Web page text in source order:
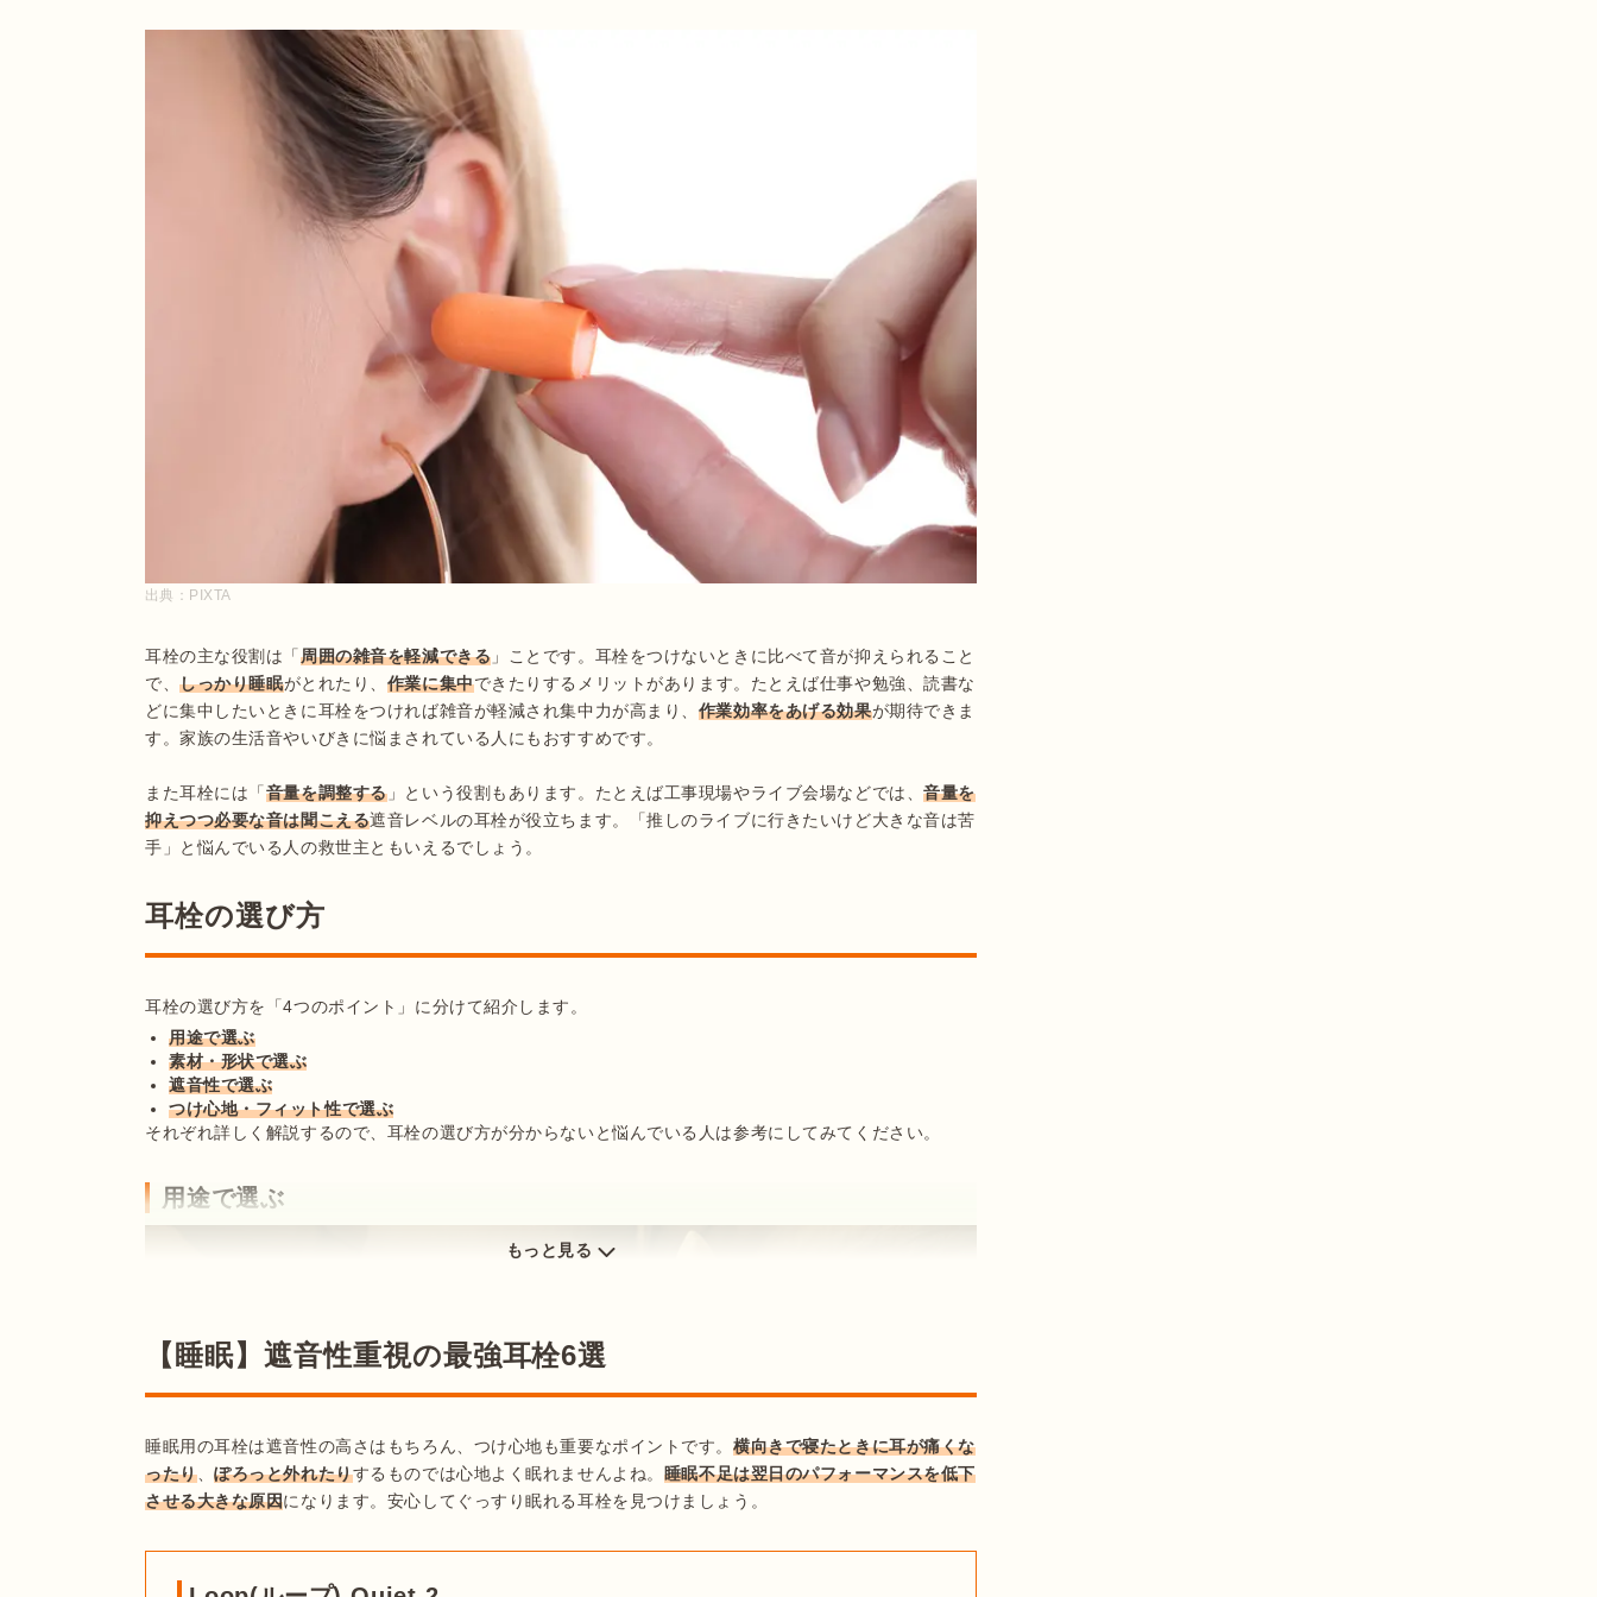
出典： PIXTA
耳栓の主な役割は「周囲の雑音を軽減できる 」ことです。耳栓をつけないときに比べて音が抑えられること
で、しっかり睡眠がとれたり、 作業に集中できたりするメリットがあります。たとえば仕事や勉強、読書な
どに集中したいときに耳栓をつければ雑音が軽減され集中力が高まり、 作業効率をあげる効果が期待できま
す。家族の生活音やいびきに悩まされている人にもおすすめです。
また耳栓には「音量を調整する」という役割もあります。たとえば工事現場やライブ会場などでは、音量を
抑えつつ必要な音は聞こえる遮音レベルの耳栓が役立ちます。「推しのライブに行きたいけど大きな音は苦
手」と悩んでいる人の救世主ともいえるでしょう。
耳栓の選び方
用途で選ぶ
素材・形状で選ぶ
遮音性で選ぶ
つけ心地・フィット性で選ぶ
それぞれ詳しく解説するので、耳栓の選び方が分からないと悩んでいる人は参考にしてみてください。
用途で選ぶ
もっと見る
【睡眠】遮音性重視の最強耳栓6選
睡眠用の耳栓は遮音性の高さはもちろん、つけ心地も重要なポイントです。横向きで寝たときに耳が痛くな
ったり、ぽろっと外れたりするものでは心地よく眠れませんよね。 睡眠不足は翌日のパフォーマンスを低下
させる大きな原因になります。安心してぐっすり眠れる耳栓を見つけましょう。